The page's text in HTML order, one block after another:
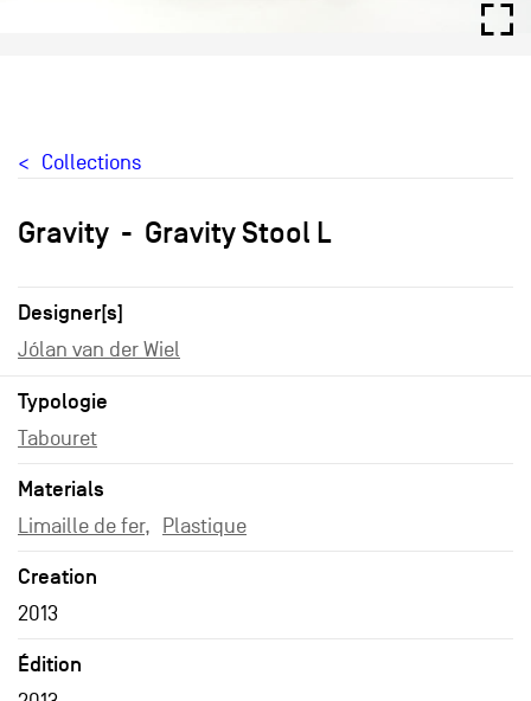
Collections
Gravity Gravity Stool L
Designer[s]
Jólan van der Wiel
Typologie
Tabouret
Materials
Limaille de fer Plastique
Creation
2013
Édition